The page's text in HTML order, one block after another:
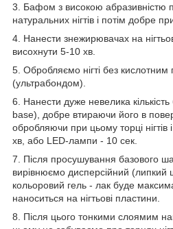
3. Бафом з високою абразивністю
натуральних нігтів і потім добре
4. Нанести знежирювачах на
висохнути 5-10 хв.
5. Обробляємо нігті без
(ультрабондом).
6. Нанести дуже невелика
base), добре втираючи його в
обробляючи при цьому торці
хв, або LED-лампи - 10 сек.
7. Після просушування базового
вирівнюємо дисперсійний (липкий
кольоровий гель - лак буде
наноситься на нігтьові пластини.
8. Після цього тонкими слоямим